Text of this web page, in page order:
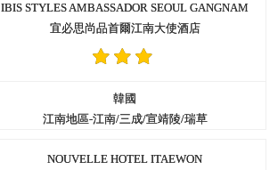
IBIS STYLES AMBASSADOR SEOUL GANGNAM
宜必思尚品首爾江南大使酒店
韓國
江南地區-江南/三成/宣靖陵/瑞草
NOUVELLE HOTEL ITAEWON